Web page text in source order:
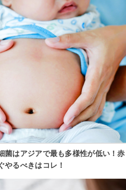
菌はアジアで最も多様性が低い！赤
やるべきはコレ！